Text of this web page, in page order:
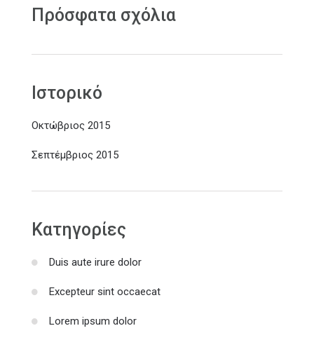
Πρόσφατα σχόλια
Ιστορικό
Οκτώβριος 2015
Σεπτέμβριος 2015
Kατηγορίες
Duis aute irure dolor
Excepteur sint occaecat
Lorem ipsum dolor